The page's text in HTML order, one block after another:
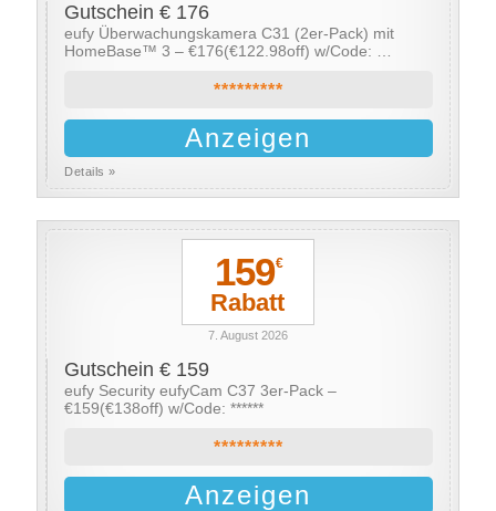
Gutschein € 176
eufy Überwachungskamera C31 (2er-Pack) mit
HomeBase™ 3 – €176(€122.98off) w/Code: …
*********
Anzeigen
Details »
159€
Rabatt
7. August 2026
Gutschein € 159
eufy Security eufyCam C37 3er-Pack –
€159(€138off) w/Code: ******
*********
Anzeigen